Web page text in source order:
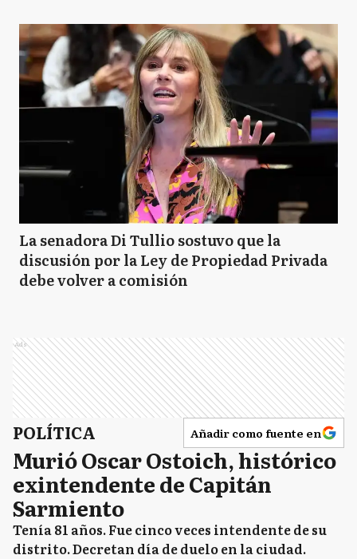
La senadora Di Tullio sostuvo que la
discusión por la Ley de Propiedad Privada
debe volver a comisión
Ads
POLÍTICA Añadir como fuente en
Murió Oscar Ostoich, histórico
exintendente de Capitán
Sarmiento
Tenía 81 años. Fue cinco veces intendente de su
distrito. Decretan día de duelo en la ciudad.